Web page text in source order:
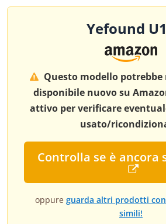
Yefound
Questo modello potrebbe
disponibile nuovo su
attivo per verificare
usato/
Controlla se è ancora
oppure guarda altri prodotti
simili!